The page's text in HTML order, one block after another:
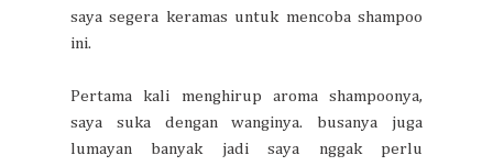
saya segera keramas untuk mencoba shampoo
ini.
Pertama kali menghirup aroma shampoonya,
saya suka dengan wanginya. busanya juga
lumayan banyak jadi saya nggak perlu